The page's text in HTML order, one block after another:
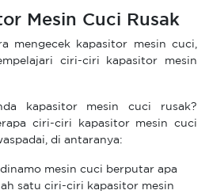
Mesin Cuci Rusak
mengecek kapasitor mesin cuci,
ciri-ciri kapasitor mesin
kapasitor mesin cuci rusak?
ciri-ciri kapasitor mesin cuci
di antaranya:
mesin cuci berputar apa
satu ciri-ciri kapasitor mesin